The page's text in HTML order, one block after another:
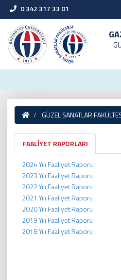
0 342 317 33 01
GÜZEL SANATLAR
FAALİYET RAPORLARI
2024 Yılı Faaliyet Raporu
2023 Yılı Faaliyet Raporu
2022 Yılı Faaliyet Raporu
2021 Yılı Faaliyet Raporu
2020 Yılı Faaliyet Raporu
2019 Yılı Faaliyet Raporu
2018 Yılı Faaliyet Raporu